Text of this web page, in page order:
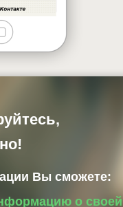
Вы сможете:
о своей